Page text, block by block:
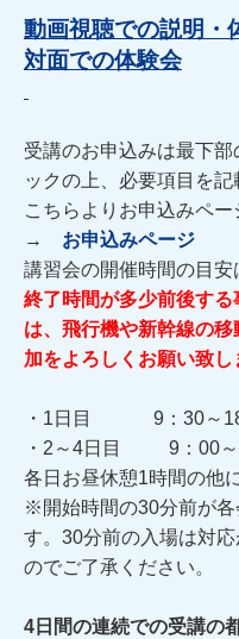
動画視聴での説明・
対面での体験会
受講のお申込みは最下
ックの上、必要項目を
こちらよりお申込みペー
→ お申込みページ
講習会の開催時間の目安
終了時間が多少前後す
は、飛行機や新幹線の
加をよろしくお願い致し
・1日目 9：30～
・2～4日目 9：00～
各日お昼休憩1時間の他
※開始時間の30分前が各
す。30分前の入場は対
のでご了承ください。
4日間の連続での受講の